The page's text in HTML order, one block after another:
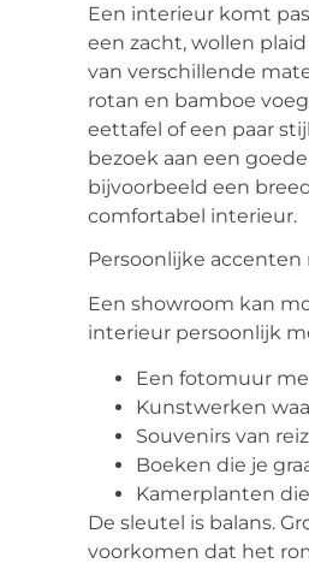
Een interieur komt
een zacht, wollen
van verschillende
rotan en bamboe
eettafel of een paar
bezoek aan een
bijvoorbeeld een
comfortabel interieur.
Persoonlijke
Een showroom kan
interieur persoonlijk
Een fotomuur
Kunstwerken
Souvenirs van
Boeken die je
Kamerplanten
De sleutel is balans.
voorkomen dat het